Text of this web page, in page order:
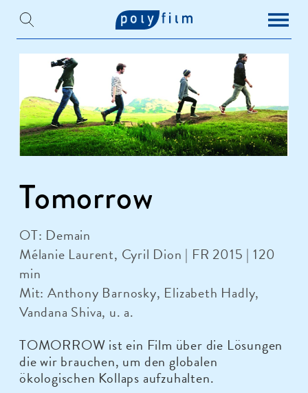
Tomorrow
OT: Demain
Mélanie Laurent, Cyril Dion | FR 2015 | 120
min
Mit: Anthony Barnosky, Elizabeth Hadly,
Vandana Shiva, u. a.
TOMORROW ist ein Film über die Lösungen
die wir brauchen, um den globalen
ökologischen Kollaps aufzuhalten.